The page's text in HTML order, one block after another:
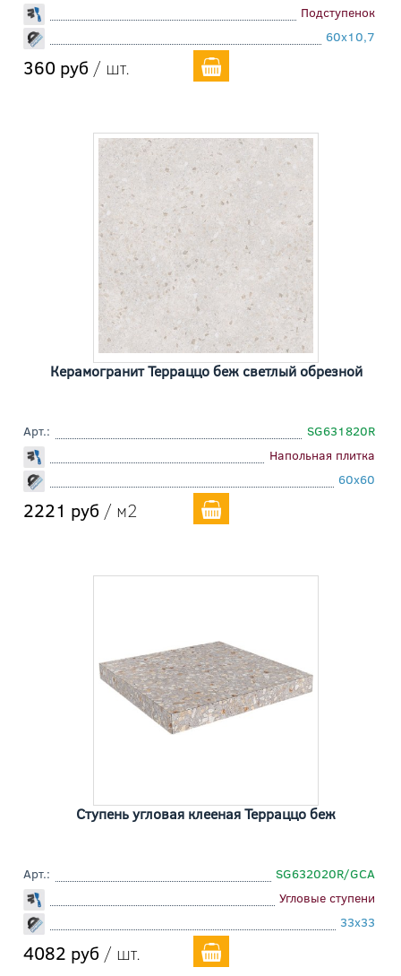
Подступенок
60x10,7
360 руб / шт.
Керамогранит Терраццо беж светлый обрезной
Арт.:
SG631820R
Напольная плитка
60x60
2221 руб / м2
Ступень угловая клееная Терраццо беж
Арт.:
SG632020R/GCA
Угловые ступени
33x33
4082 руб / шт.